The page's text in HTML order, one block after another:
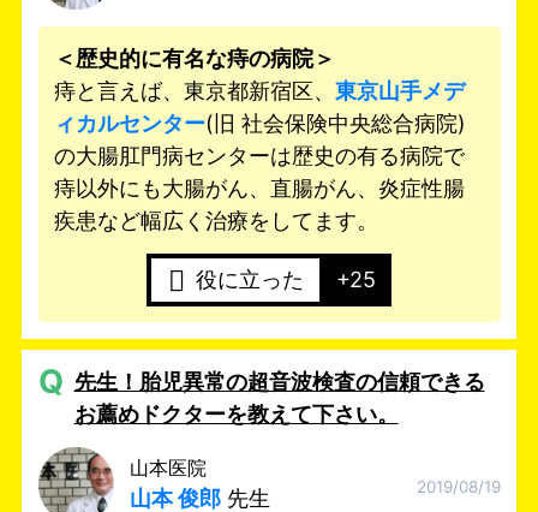
＜歴史的に有名な痔の病院＞
痔と言えば、東京都新宿区、 東京山手メデ
ィカルセンター(旧 社会保険中央総合病院)
の大腸肛門病センターは歴史の有る病院で
痔以外にも大腸がん、直腸がん、炎症性腸
疾患など幅広く治療をしてます。
役に立った +25
Q 先生！胎児異常の超音波検査の信頼できる
お薦めドクターを教えて下さい。
山本医院
山本 俊郎 先生 2019/08/19